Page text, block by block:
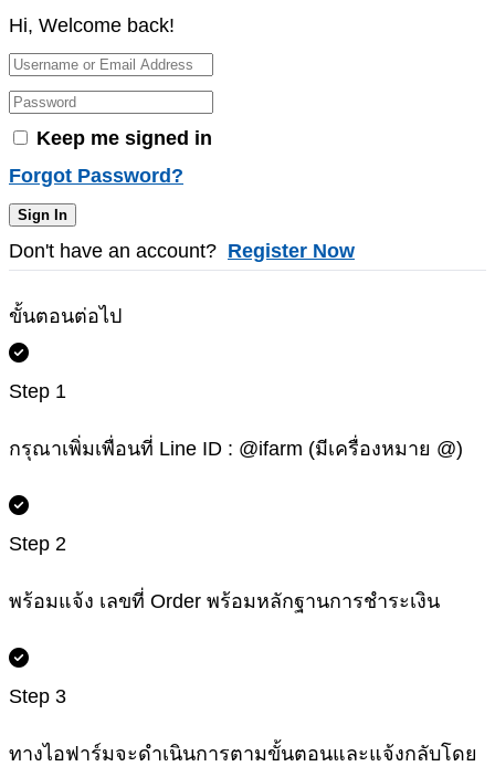
Hi, Welcome back!
Keep me signed in
Forgot Password?
Sign In
Don't have an account? Register Now
ขั้นตอนต่อไป
Step 1
กรุณาเพิ่มเพื่อนที่ Line ID : @ifarm (มีเครื่องหมาย @)
Step 2
พร้อมแจ้ง เลขที่ Order พร้อมหลักฐานการชำระเงิน
Step 3
ทางไอฟาร์มจะดำเนินการตามขั้นตอนและแจ้งกลับโดย